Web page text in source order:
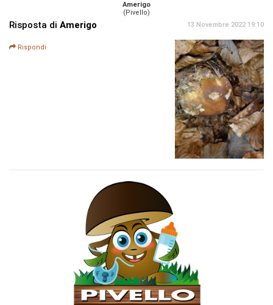
Amerigo
(Pivello)
Risposta di Amerigo 13 Novembre 2022 19:10
Rispondi